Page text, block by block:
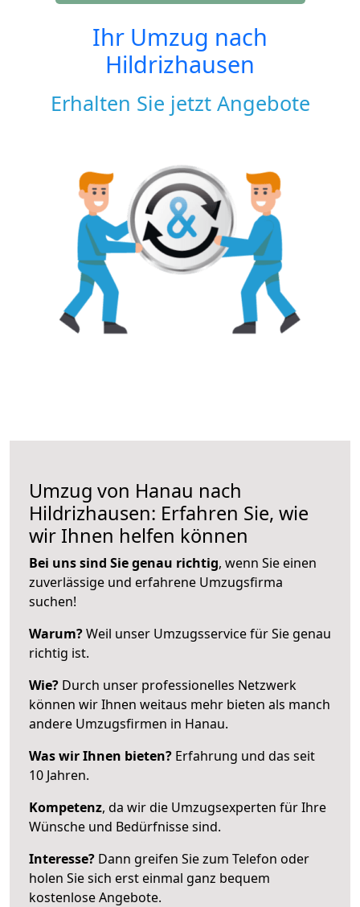
Ihr Umzug nach
Hildrizhausen
Erhalten Sie jetzt Angebote
Umzug von Hanau nach
Hildrizhausen: Erfahren Sie, wie
wir Ihnen helfen können
Bei uns sind Sie genau richtig, wenn Sie einen
zuverlässige und erfahrene Umzugsfirma
suchen!
Warum?Weil unser Umzugsservice für Sie genau
richtig ist.
Wie? Durch unser professionelles Netzwerk
können wir Ihnen weitaus mehr bieten als manch
andere Umzugsfirmen in Hanau.
Was wir Ihnen bieten? Erfahrung und das seit
10 Jahren.
Kompetenz, da wir die Umzugsexperten für Ihre
Wünsche und Bedürfnisse sind.
Interesse? Dann greifen Sie zum Telefon oder
holen Sie sich erst einmal ganz bequem
kostenlose Angebote.